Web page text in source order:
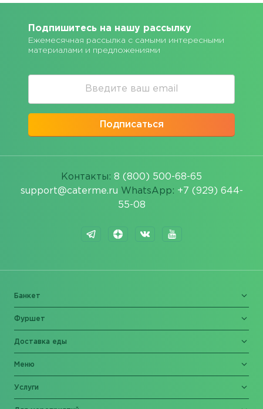
Подпишитесь на нашу рассылку
Ежемесячная рассылка с самыми интересными
материалами и предложениями
Подписаться
Контакты: 8 (800) 500-68-65
support@caterme.ru WhatsApp: +7 (929) 644-
55-08
Банкет
Фуршет
Доставка еды
Меню
Услуги